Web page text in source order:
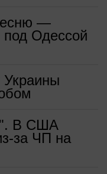
—
под Одессой
Украины
В США
за ЧП на